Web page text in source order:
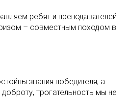
ребят и преподавателей
– совместным походом в
звания победителя, а
трогательность мы не